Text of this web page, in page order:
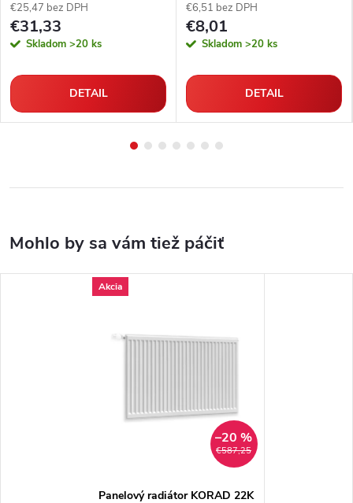
€25,47 bez DPH
€31,33
Skladom >20 ks
DETAIL
€6,51 bez DPH
€8,01
Skladom >20 ks
DETAIL
Akcia
€587,25
–20 %
Panelový radiátor KORAD 22K